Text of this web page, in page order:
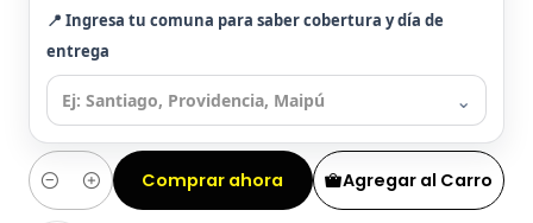
📍 Ingresa tu comuna para saber cobertura y día de
entrega
⌄
Cantidad
Agregar al Carro
Comprar ahora